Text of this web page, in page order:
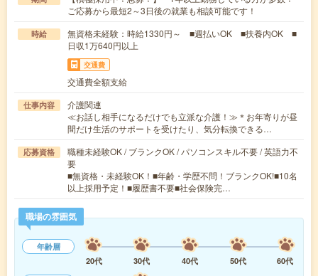
ご応募から最短2～3日後の就業も相談可能です！
時給
無資格未経験：時給1330円～ ■週払いOK ■扶養内OK ■
日収1万640円以上
交通費
交通費全額支給
仕事内容
介護関連
≪お話し相手になるだけでも立派な介護！≫＊お年寄りが昼
間だけ生活のサポートを受けたり、気分転換できる…
応募資格
職種未経験OK / ブランクOK / パソコンスキル不要 / 英語力不
要
■無資格・未経験OK！■年齢・学歴不問！ブランクOK!■10名
以上採用予定！■履歴書不要■社会保険完…
職場の雰囲気
年齢層
20代
30代 40代 50代
60代